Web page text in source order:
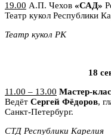
19.00 А.П. Чехов «САД»
Театр кукол Республики
Театр кукол РК
18
11.00 – 13.00 Мастер-
Ведёт Сергей Фёдоров,
Санкт-Петербург.
СТД Республики Карелия